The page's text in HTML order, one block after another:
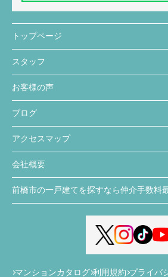
トップページ
スタッフ
お客様の声
ブログ
アクセスマップ
会社概要
前橋市の一戸建てを探すなら仲介手数料
マンションカタログ 利用規約 プライバ